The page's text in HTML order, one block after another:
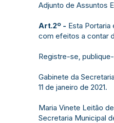
Adjunto de Assuntos
Art.2º - Esta Portaria
com efeitos a contar
Registre-se,
Gabinete da
11 de janeiro de 2021.
Maria Vinete Leitão
Secretaria Municipal